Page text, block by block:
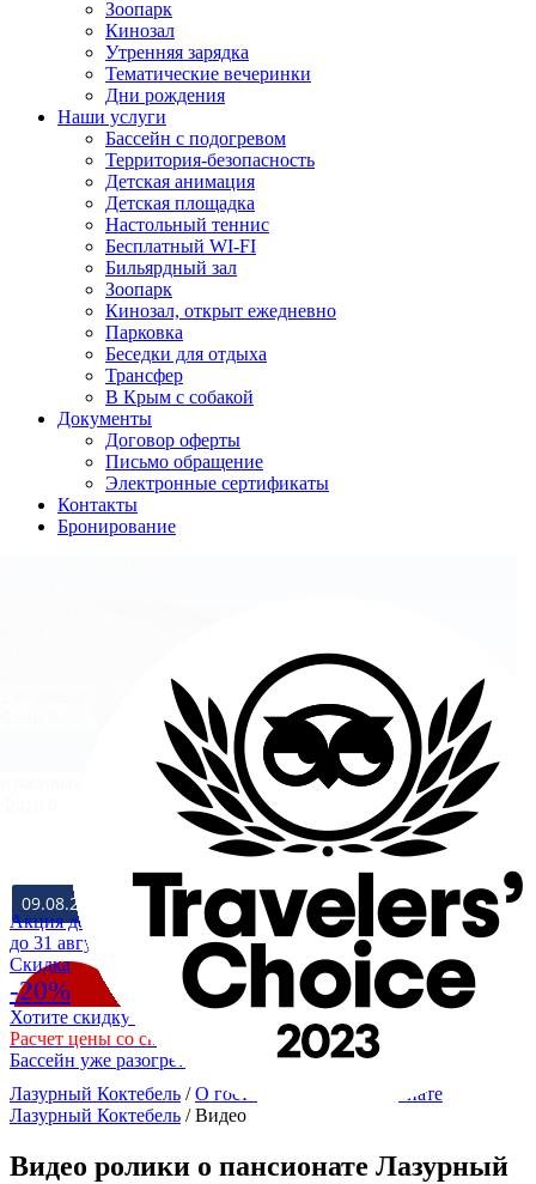
Зоопарк
Кинозал
Утренняя зарядка
Тематические вечеринки
Дни рождения
Наши услуги
Бассейн с подогревом
Территория-безопасность
Детская анимация
Детская площадка
Настольный теннис
Бесплатный WI-FI
Бильярдный зал
Зоопарк
Кинозал, открыт ежедневно
Парковка
Беседки для отдыха
Трансфер
В Крым с собакой
Документы
Договор оферты
Письмо обращение
Электронные сертификаты
Контакты
Бронирование
Ежедневная анимация
Здоровое питание из крымских продуктов
Красивые достопримечательности
Акция действует
до 31 августа
Cкидка
-20%
Хотите скидку 20% на отдых в Крыму на море?
Расчет цены со скидкой
Бассейн уже разогрет до +28
Лазурный Коктебель /О гостевом доме - пансионате
Лазурный Коктебель /Видео
Видео ролики о пансионате Лазурный